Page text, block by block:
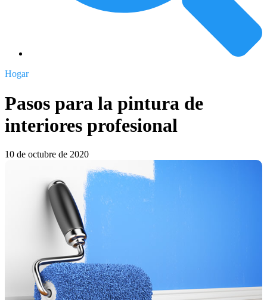
Hogar
Pasos para la pintura de
interiores profesional
10 de octubre de 2020